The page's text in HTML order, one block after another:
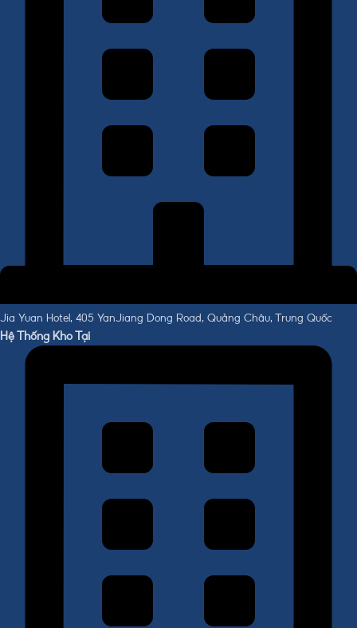
Jia Yuan Hotel, 405 YanJiang Dong Road, Quảng Châu, Trung Quốc
Hệ Thống Kho Tại